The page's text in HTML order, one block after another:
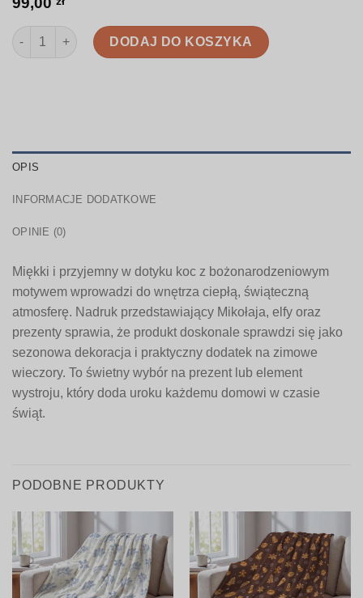
ilość Koc | Świąteczny Mikołaj, elfy i prezenty | BN013
DODAJ DO KOSZYKA
OPIS
INFORMACJE DODATKOWE
OPINIE (0)
Miękki i przyjemny w dotyku koc z bożonarodzeniowym
motywem wprowadzi do wnętrza ciepłą, świąteczną
atmosferę. Nadruk przedstawiający Mikołaja, elfy oraz
prezenty sprawia, że produkt doskonale sprawdzi się jako
sezonowa dekoracja i praktyczny dodatek na zimowe
wieczory. To świetny wybór na prezent lub element
wystroju, który doda uroku każdemu domowi w czasie
świąt.
PODOBNE PRODUKTY